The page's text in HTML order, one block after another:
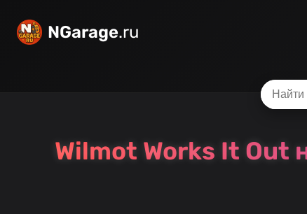
NGarage.ru
Wilmot Works It Out